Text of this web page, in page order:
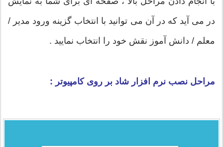
در می آید که در آن می توانید با انتخاب گزینه ورود مدیر /
معلم / دانش آموز نقش خود را انتخاب نمایید .
مراحل نصب نرم افزار شاد بر روی کامپیوتر :